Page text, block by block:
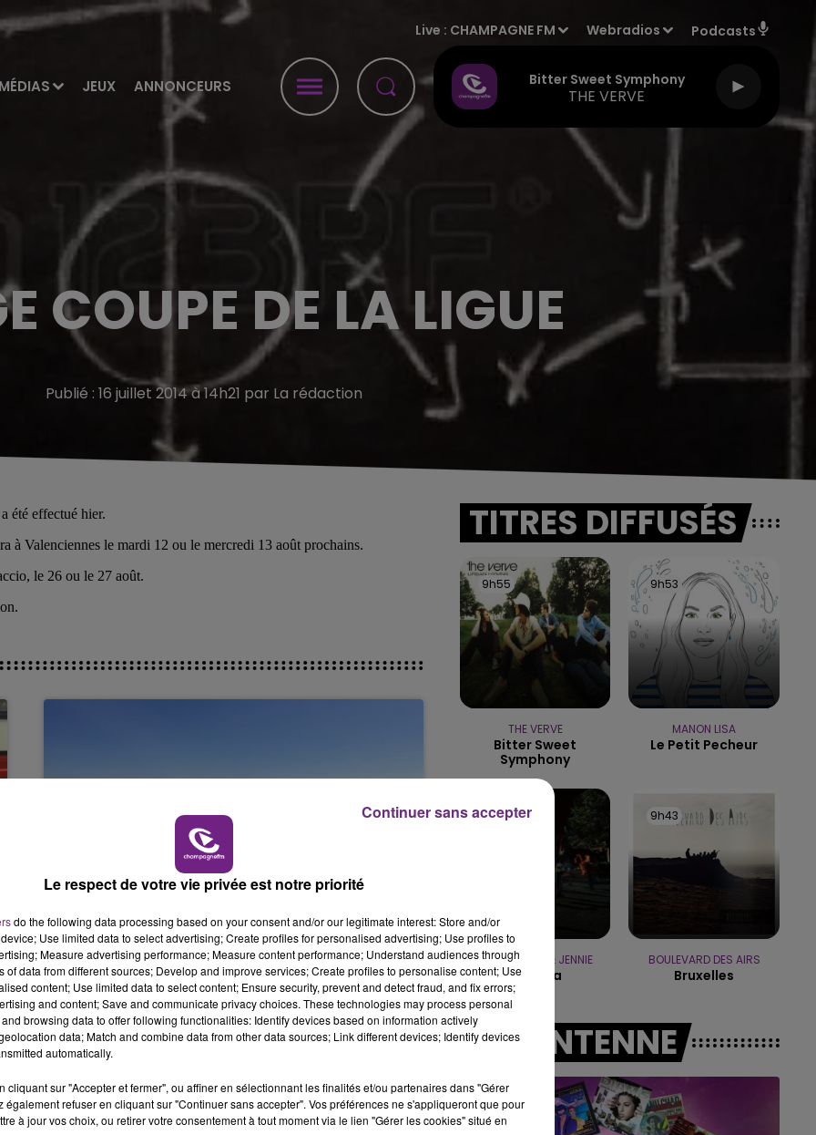
MÉDIAS JEUX ANNONCEURS
Live : CHAMPAGNE FM Webradios Podcasts
Bitter Sweet Symphony
THE VERVE
LA RADIO POP
15h00 - 19h00
LE CLUB CHAMPAGNE FM
COUPE DE LA LIGUE
Publié : 16 juillet 2014 à 14h21 par La rédaction
été effectué hier.
à Valenciennes le mardi 12 ou le mercredi 13 août prochains.
le 26 ou le 27 août.
SI TOUT LE MONDE FAIT ÇA, MOI L'ANNÉE
PROCHAINE JE VENDANGE EN...
6 août dans la commune de Montgueux (Aube).
Du jamais vu !
TITRES DIFFUSÉS
9h55
9h55
THE VERVE
Bitter Sweet
Symphony
9h53
9h53
MANON LISA
Le Petit Pecheur
9h47
9h47
TAME IMPALA & JENNIE
Dracula
9h43
9h43
BOULEVARD DES AIRS
Bruxelles
A L'ANTENNE
Le respect de votre vie privée est notre priorité
do the following data processing based on your consent and/or our legitimate interest: Store and/or
Use limited data to select advertising; Create profiles for personalised advertising; Use profiles to
Measure advertising performance; Measure content performance; Understand audiences through
of data from different sources; Develop and improve services; Create profiles to personalise content; Use
content; Use limited data to select content; Ensure security, prevent and detect fraud, and fix errors;
and content; Save and communicate privacy choices. These technologies may process personal
browsing data to offer following functionalities: Identify devices based on information actively
data; Match and combine data from other data sources; Link different devices; Identify devices
automatically.
cliquant sur "Accepter et fermer", ou affiner en sélectionnant les finalités et/ou partenaires dans "Gérer
également refuser en cliquant sur "Continuer sans accepter". Vos préférences ne s'appliqueront que pour
à jour vos choix, ou retirer votre consentement à tout moment via le lien "Gérer les cookies" situé en
Continuer sans accepter